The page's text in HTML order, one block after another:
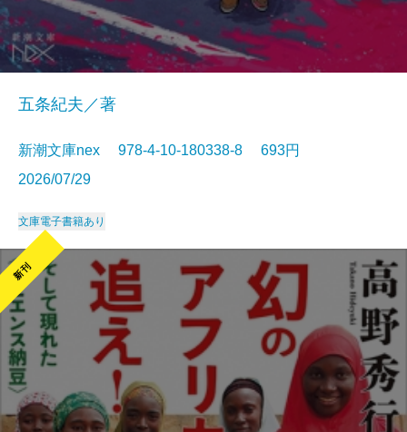
五条紀夫／著
新潮文庫nex 978-4-10-180338-8 693円
2026/07/29
文庫電子書籍あり
新刊